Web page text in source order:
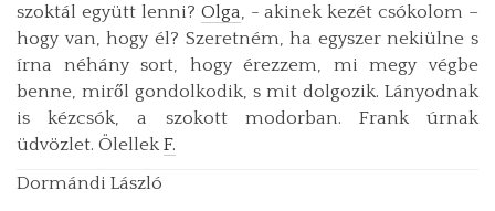
szoktál együtt lenni? Olga, - akinek kezét csókolom –
hogy van, hogy él? Szeretném, ha egyszer nekiülne s
írna néhány sort, hogy érezzem, mi megy végbe
benne, miről gondolkodik, s mit dolgozik. Lányodnak
is kézcsók, a szokott modorban. Frank úrnak
üdvözlet. Ölellek F.
Dormándi László